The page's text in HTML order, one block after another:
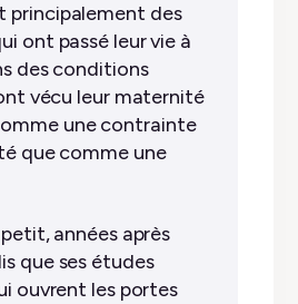
principalement des
ont passé leur vie à
des conditions
vécu leur maternité
une contrainte
que comme une
années après
que ses études
ouvrent les portes